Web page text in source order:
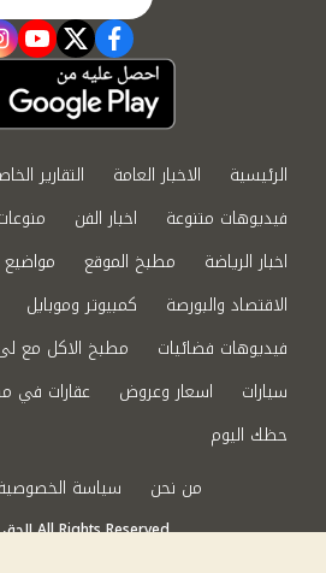
facebook
twitter
الرئيسية الاخبار العامة التقارير
فيديوهات متنوعة
اخبار الفن
اخبار الرياضة
مطبخ الموقع
الاقتصاد والبورصة
كمبيوتر وموبايل
فيديوهات فضائيات
مطبخ الاكل مع
سيارات
اسعار وعروض عقارات في
حظك اليوم
من نحن
سياسة
©2024 الحق والضلال All Rights Reserved.